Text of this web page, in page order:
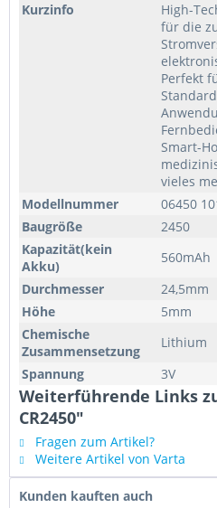
Kurzinfo
High-
für die
Perfekt
Smart-
vieles
Modellnummer
06450
Baugröße
2450
Kapazität(kein
Akku)
560mAh
Durchmesser
24,5mm
Höhe
5mm
Chemische
Zusammensetzung
Lithium
Spannung
3V
Weiterführende Links
CR2450"
Fragen zum Artikel?
Weitere Artikel von Varta
Kunden kauften auch